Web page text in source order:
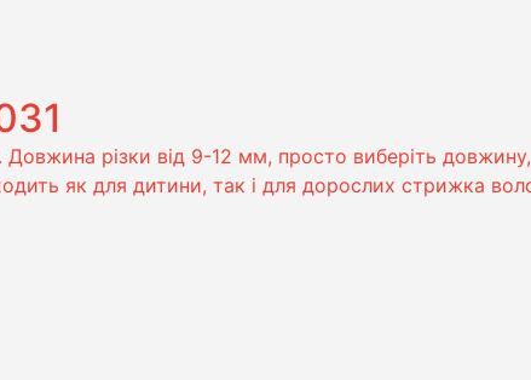
Довжина різки від 9-12 мм, просто виберіть
як для дитини, так і для дорослих стрижка